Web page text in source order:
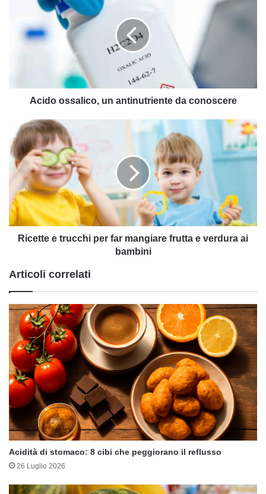
antinutriente
Acido ossalico, un antinutriente da conoscere
Ricette
trucchi
per
far
mangiare
frutta
e
verdura
Ricette e trucchi per far mangiare frutta e verdura ai
bambini
Articoli correlati
Acidità di stomaco: 8 cibi che peggiorano il reflusso
26 Luglio 2026